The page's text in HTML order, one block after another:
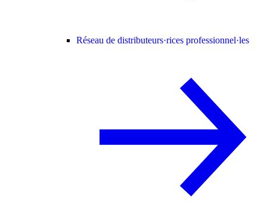
Réseau de distributeurs·rices professionnel·les